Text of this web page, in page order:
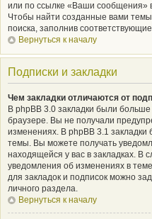
или по ссылке «Ваши сообщения»
Чтобы найти созданные вами
поиска, заполнив
Вернуться к началу
Подписки и закладки
Чем закладки отличаются от
В phpBB 3.0 закладки были
браузере. Вы не получали
изменениях. В phpBB 3.1
темы. Вы можете получать
находящейся у вас в закладках. В
уведомления об изменениях в
для закладок и подписок можно
личного раздела.
Вернуться к началу